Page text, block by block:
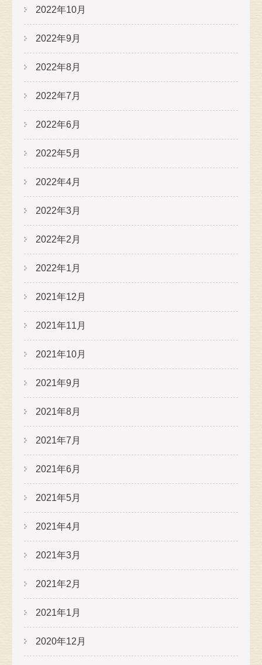
2022年10月
2022年9月
2022年8月
2022年7月
2022年6月
2022年5月
2022年4月
2022年3月
2022年2月
2022年1月
2021年12月
2021年11月
2021年10月
2021年9月
2021年8月
2021年7月
2021年6月
2021年5月
2021年4月
2021年3月
2021年2月
2021年1月
2020年12月